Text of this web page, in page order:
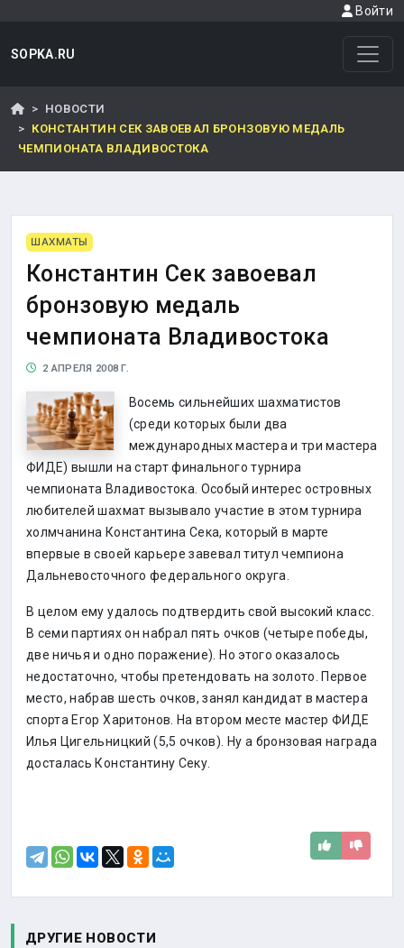
Войти
SOPKA.RU
НОВОСТИ
КОНСТАНТИН СЕК ЗАВОЕВАЛ БРОНЗОВУЮ МЕДАЛЬ
ЧЕМПИОНАТА ВЛАДИВОСТОКА
ШАХМАТЫ
Константин Сек завоевал
бронзовую медаль
чемпионата Владивостока
2 АПРЕЛЯ 2008 Г.
Восемь сильнейших шахматистов
(среди которых были два
международных мастера и три мастера
ФИДЕ) вышли на старт финального турнира
чемпионата Владивостока. Особый интерес островных
любителей шахмат вызывало участие в этом турнира
холмчанина Константина Сека, который в марте
впервые в своей карьере завевал титул чемпиона
Дальневосточного федерального округа.
В целом ему удалось подтвердить свой высокий класс.
В семи партиях он набрал пять очков (четыре победы,
две ничья и одно поражение). Но этого оказалось
недостаточно, чтобы претендовать на золото. Первое
место, набрав шесть очков, занял кандидат в мастера
спорта Егор Харитонов. На втором месте мастер ФИДЕ
Илья Цигельницкий (5,5 очков). Ну а бронзовая награда
досталась Константину Секу.
ДРУГИЕ НОВОСТИ